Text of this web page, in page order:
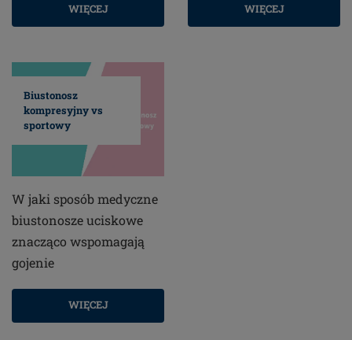
WIĘCEJ WIĘCEJ
Biustonosz
kompresyjny vs
sportowy
W jaki sposób medyczne
biustonosze uciskowe
znacząco wspomagają
gojenie
WIĘCEJ